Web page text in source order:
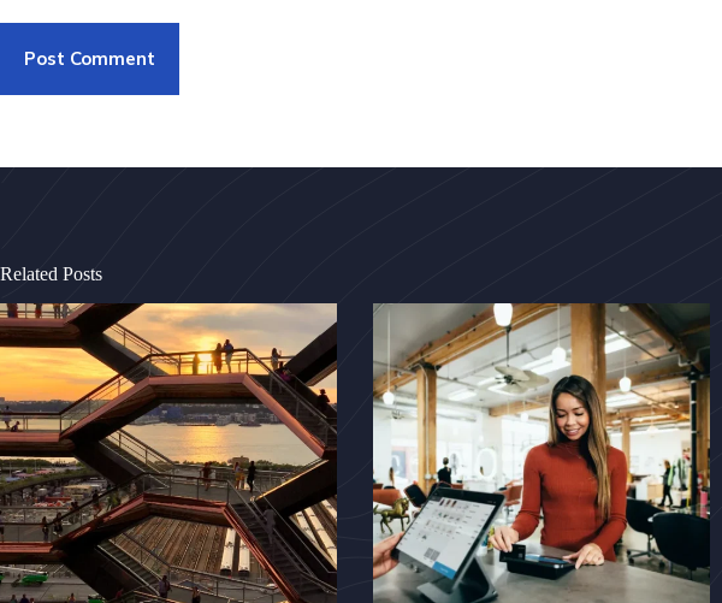
Post Comment
Related Posts